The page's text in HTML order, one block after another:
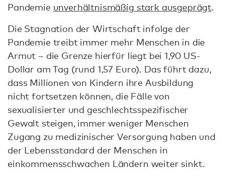
Pandemie unverhältnismäßig stark ausgeprägt.
Die Stagnation der Wirtschaft infolge der
Pandemie treibt immer mehr Menschen in die
Armut – die Grenze hierfür liegt bei 1,90 US-
Dollar am Tag (rund 1,57 Euro). Das führt dazu,
dass Millionen von Kindern ihre Ausbildung
nicht fortsetzen können, die Fälle von
sexualisierter und geschlechtsspezifischer
Gewalt steigen, immer weniger Menschen
Zugang zu medizinischer Versorgung haben und
der Lebensstandard der Menschen in
einkommensschwachen Ländern weiter sinkt.